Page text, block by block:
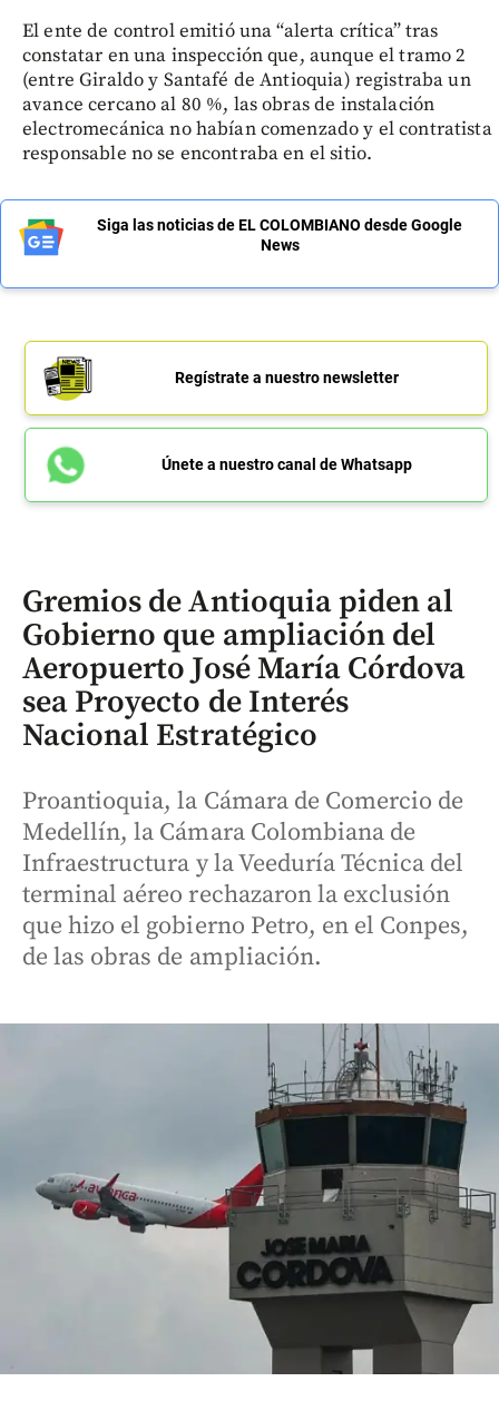
El ente de control emitió una “alerta crítica” tras
constatar en una inspección que, aunque el tramo 2
(entre Giraldo y Santafé de Antioquia) registraba un
avance cercano al 80 %, las obras de instalación
electromecánica no habían comenzado y el contratista
responsable no se encontraba en el sitio.
Siga las noticias de EL COLOMBIANO desde Google
News
Regístrate a nuestro newsletter
Únete a nuestro canal de Whatsapp
Gremios de Antioquia piden al
Gobierno que ampliación del
Aeropuerto José María Córdova
sea Proyecto de Interés
Nacional Estratégico
Proantioquia, la Cámara de Comercio de
Medellín, la Cámara Colombiana de
Infraestructura y la Veeduría Técnica del
terminal aéreo rechazaron la exclusión
que hizo el gobierno Petro, en el Conpes,
de las obras de ampliación.